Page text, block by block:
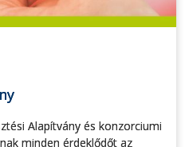
Alapítvány és konzorciumi
minden érdeklődőt az